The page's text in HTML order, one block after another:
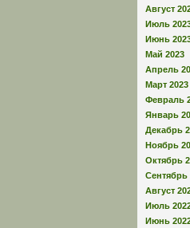
Август
Июль
Июнь
Май 2023
Апрель
Март 2023
Февраль
Январь
Декабрь
Ноябрь
Октябрь
Сентябрь
Август
Июль
Июнь